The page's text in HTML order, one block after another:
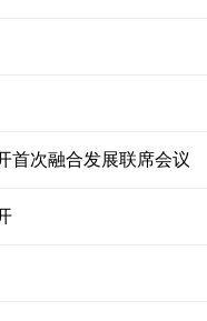
首次融合发展联席会议